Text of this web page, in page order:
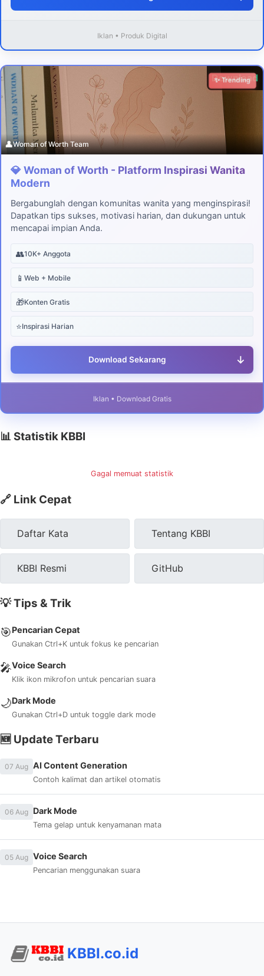
Iklan • Produk Digital
Download
✨ Trending
👤Woman of Worth Team
💎 Woman of Worth - Platform Inspirasi Wanita
Modern
Bergabunglah dengan komunitas wanita yang menginspirasi!
Dapatkan tips sukses, motivasi harian, dan dukungan untuk
mencapai impian Anda.
👥10K+ Anggota
📱 Web + Mobile
🎁Konten Gratis
⭐Inspirasi Harian
Download Sekarang ↓
Iklan • Download Gratis
📊 Statistik KBBI
Gagal memuat statistik
🔗 Link Cepat
Daftar Kata Tentang KBBI
KBBI Resmi GitHub
💡 Tips & Trik
🎯Pencarian Cepat
Gunakan Ctrl+K untuk fokus ke pencarian
🎤Voice Search
Klik ikon mikrofon untuk pencarian suara
🌙Dark Mode
Gunakan Ctrl+D untuk toggle dark mode
🆕 Update Terbaru
07 Aug AI Content Generation
Contoh kalimat dan artikel otomatis
06 Aug Dark Mode
Tema gelap untuk kenyamanan mata
05 Aug Voice Search
Pencarian menggunakan suara
KBBI.co.id